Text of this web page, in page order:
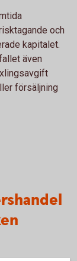
och
kapitalet.
även
försäljning